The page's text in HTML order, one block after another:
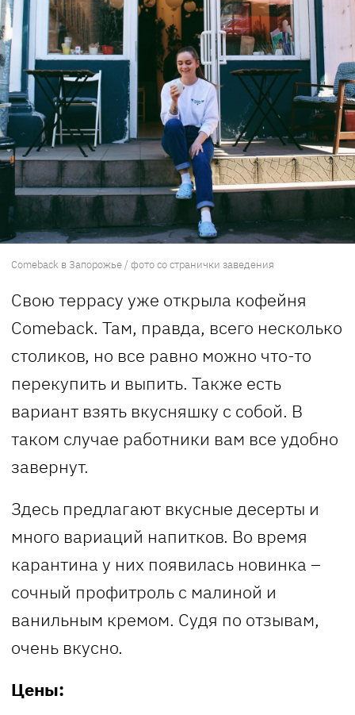
Comeback в Запорожье / фото со странички заведения
Свою террасу уже открыла кофейня
Comeback. Там, правда, всего несколько
столиков, но все равно можно что-то
перекупить и выпить. Также есть
вариант взять вкусняшку с собой. В
таком случае работники вам все удобно
завернут.
Здесь предлагают вкусные десерты и
много вариаций напитков. Во время
карантина у них появилась новинка –
сочный профитроль с малиной и
ванильным кремом. Судя по отзывам,
очень вкусно.
Цены: